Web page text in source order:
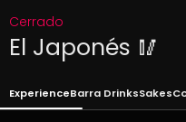
Cerrado
El Japonés 🥢
ExperienceBarra DrinksSakes